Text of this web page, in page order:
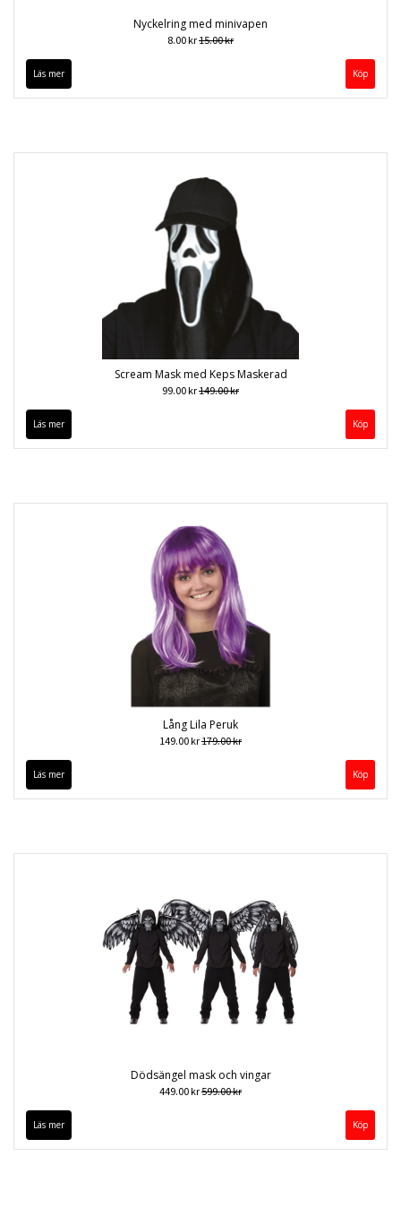
Nyckelring med minivapen
8.00 kr15.00 kr
Läs mer
Scream Mask med Keps Maskerad
99.00 kr149.00 kr
Läs mer
Lång Lila Peruk
149.00 kr179.00 kr
Läs mer
Dödsängel mask och vingar
449.00 kr599.00 kr
Läs mer